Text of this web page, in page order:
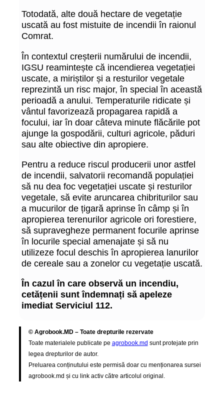
Totodată, alte două hectare de vegetație
uscată au fost mistuite de incendii în raionul
Comrat.
În contextul creșterii numărului de incendii,
IGSU reamintește că incendierea vegetației
uscate, a miriștilor și a resturilor vegetale
reprezintă un risc major, în special în această
perioadă a anului. Temperaturile ridicate și
vântul favorizează propagarea rapidă a
focului, iar în doar câteva minute flăcările pot
ajunge la gospodării, culturi agricole, păduri
sau alte obiective din apropiere.
Pentru a reduce riscul producerii unor astfel
de incendii, salvatorii recomandă populației
să nu dea foc vegetației uscate și resturilor
vegetale, să evite aruncarea chibriturilor sau
a mucurilor de țigară aprinse în câmp și în
apropierea terenurilor agricole ori forestiere,
să supravegheze permanent focurile aprinse
în locurile special amenajate și să nu
utilizeze focul deschis în apropierea lanurilor
de cereale sau a zonelor cu vegetație uscată.
În cazul în care observă un incendiu,
cetățenii sunt îndemnați să apeleze
imediat Serviciul 112.
© Agrobook.MD – Toate drepturile rezervate
Toate materialele publicate pe agrobook.md sunt protejate prin
legea drepturilor de autor.
Preluarea conținutului este permisă doar cu menționarea sursei
agrobook.md și cu link activ către articolul original.